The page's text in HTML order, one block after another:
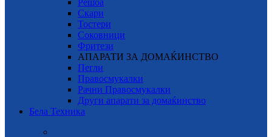
Решоа
Скари
Тостери
Соковници
Фритези
АПАРАТИ ЗА ДОМАЌИНСТВО
Пегли
Правосмукалки
Рачни Правосмукалки
Други апарати за домаќинство
Бела Техника